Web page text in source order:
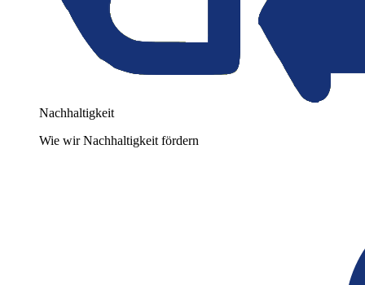
Nachhaltigkeit
Wie wir Nachhaltigkeit fördern